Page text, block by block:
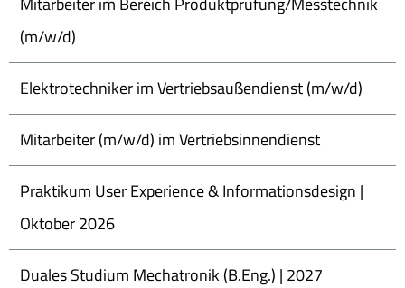
(m/w/d)
Elektrotechniker im Vertriebsaußendienst (m/w/d)
Mitarbeiter (m/w/d) im Vertriebsinnendienst
Praktikum User Experience & Informationsdesign |
Oktober 2026
Duales Studium Mechatronik (B.Eng.) | 2027